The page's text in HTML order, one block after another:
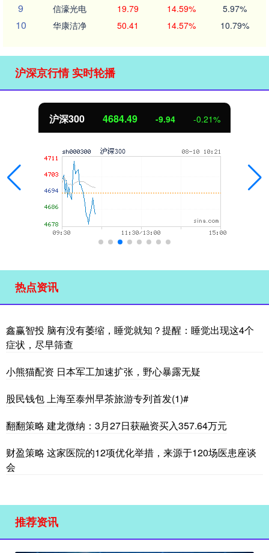
9 信濠光电 19.79 14.59% 5.97%
10 华康洁净 50.41 14.57% 10.79%
沪深京行情 实时轮播
北证50 1126.83 -7.42 -0.65%
热点资讯
鑫赢智投 脑有没有萎缩，睡觉就知？提醒：睡觉出现这4个
症状，尽早筛查
小熊猫配资 日本军工加速扩张，野心暴露无疑
股民钱包 上海至泰州早茶旅游专列首发(1)#
翻翻策略 建龙微纳：3月27日获融资买入357.64万元
财盈策略 这家医院的12项优化举措，来源于120场医患座谈
会
推荐资讯